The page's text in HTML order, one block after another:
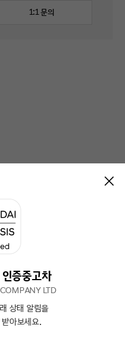
1:1 문의
증중고차
LTD
상태 알림을
아보세요.